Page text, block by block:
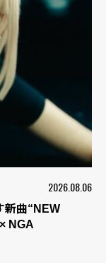
2026.08.06
新曲“NEW
NGA